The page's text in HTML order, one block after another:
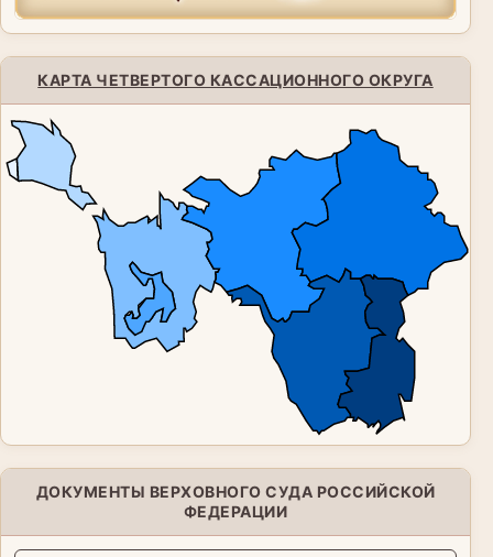
КАРТА ЧЕТВЕРТОГО КАССАЦИОННОГО ОКРУГА
ДОКУМЕНТЫ ВЕРХОВНОГО СУДА РОССИЙСКОЙ
ФЕДЕРАЦИИ